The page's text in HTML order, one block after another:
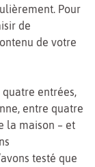
Pour
de
de votre
entrées,
entre quatre
la maison – et
testé que